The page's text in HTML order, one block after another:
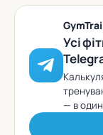
Усі
— в один